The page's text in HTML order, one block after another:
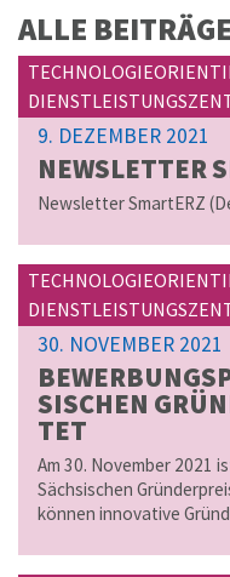
ALLE
9. DEZEMBER 2021
NEWSLET­TER
Newsletter SmartERZ
30. NOVEMBER 2021
SI­SCHEN
TET
Am 30. November 2021
Sächsischen
können innovative